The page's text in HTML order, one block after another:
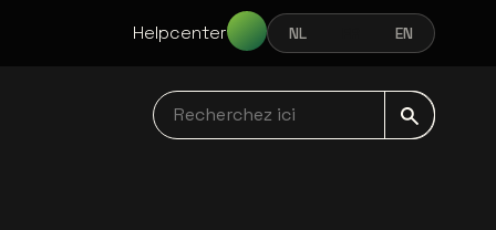
Helpcenter NEDERLANDS
NL FRANÇAISENGLISH
EN
Recherchez ici navbar